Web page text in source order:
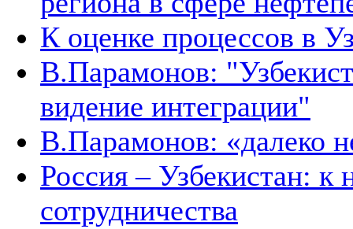
К оценке процессов в
В.Парамонов:
видение интеграции"
В.Парамонов: «далеко
Россия – Узбекистан: к
сотрудничества